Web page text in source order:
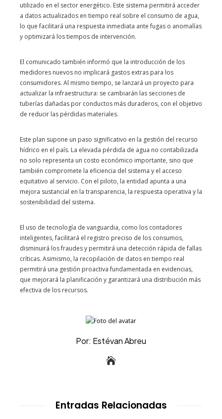
utilizado en el sector energético. Este sistema permitirá acceder
a datos actualizados en tiempo real sobre el consumo de agua,
lo que facilitará una respuesta inmediata ante fugas o anomalías
y optimizará los tiempos de intervención.
El comunicado también informó que la introducción de los
medidores nuevos no implicará gastos extras para los
consumidores. Al mismo tiempo, se lanzará un proyecto para
actualizar la infraestructura: se cambiarán las secciones de
tuberías dañadas por conductos más duraderos, con el objetivo
de reducir las pérdidas materiales.
Este plan supone un paso significativo en la gestión del recurso
hídrico en el país. La elevada pérdida de agua no contabilizada
no solo representa un costo económico importante, sino que
también compromete la eficiencia del sistema y el acceso
equitativo al servicio. Con el piloto, la entidad apunta a una
mejora sustancial en la transparencia, la respuesta operativa y la
sostenibilidad del sistema.
El uso de tecnología de vanguardia, como los contadores
inteligentes, facilitará el registro preciso de los consumos,
disminuirá los fraudes y permitirá una detección rápida de fallas
críticas. Asimismo, la recopilación de datos en tiempo real
permitirá una gestión proactiva fundamentada en evidencias,
que mejorará la planificación y garantizará una distribución más
efectiva de los recursos.
Por: Estévan Abreu
Entradas Relacionadas